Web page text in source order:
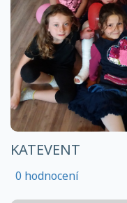
KATEVENT
0 hodnocení